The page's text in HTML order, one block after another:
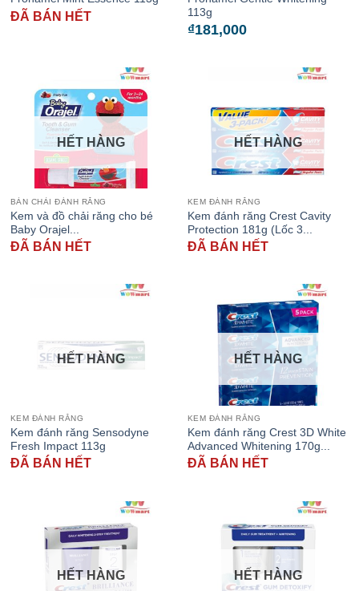
ĐÃ BÁN HẾT
113g
₫181,000
HẾT HÀNG
BÀN CHẢI ĐÁNH RĂNG
Kem và đồ chải răng cho bé
Baby Orajel...
ĐÃ BÁN HẾT
HẾT HÀNG
KEM ĐÁNH RĂNG
Kem đánh răng Crest Cavity
Protection 181g (Lốc 3...
ĐÃ BÁN HẾT
HẾT HÀNG
KEM ĐÁNH RĂNG
Kem đánh răng Sensodyne
Fresh Impact 113g
ĐÃ BÁN HẾT
HẾT HÀNG
KEM ĐÁNH RĂNG
Kem đánh răng Crest 3D White
Advanced Whitening 170g...
ĐÃ BÁN HẾT
HẾT HÀNG HẾT HÀNG